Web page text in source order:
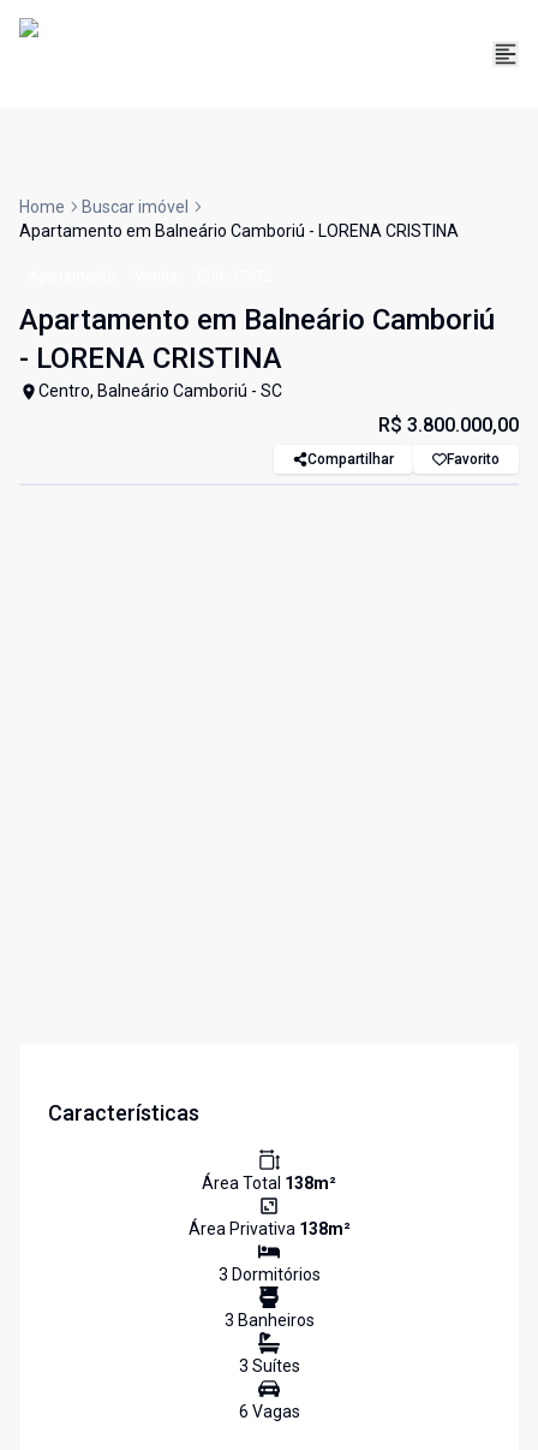
Home
Buscar imóvel
Apartamento em Balneário Camboriú - LORENA CRISTINA
Apartamento em Balneário Camboriú
- LORENA CRISTINA
Centro, Balneário Camboriú - SC
R$ 3.800.000,00
Compartilhar Favorito
Características
Área Total 138m²
Área Privativa 138m²
3 Dormitórios
3 Banheiros
3 Suítes
6 Vagas